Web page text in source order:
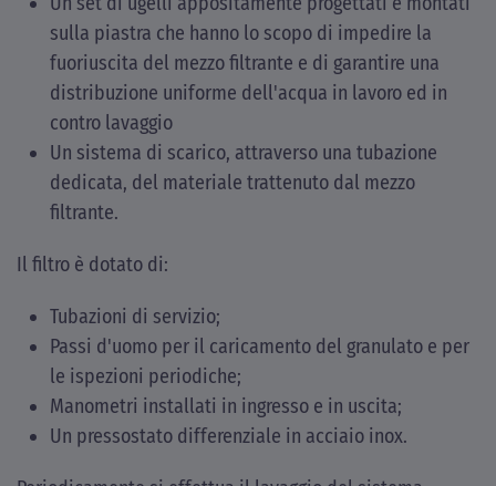
sulla piastra che hanno lo scopo di impedire la
fuoriuscita del mezzo filtrante e di garantire una
distribuzione uniforme dell'acqua in lavoro ed in
contro lavaggio
Un sistema di scarico, attraverso una tubazione
dedicata, del materiale trattenuto dal mezzo
filtrante.
Il filtro è dotato di:
Tubazioni di servizio;
Passi d'uomo per il caricamento del granulato e per
le ispezioni periodiche;
Manometri installati in ingresso e in uscita;
Un pressostato differenziale in acciaio inox.